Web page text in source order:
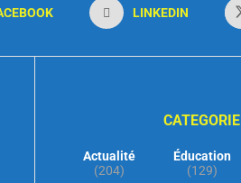
LINKEDIN
CATEGORIE
Actualité
(204)
Éducation
(129)